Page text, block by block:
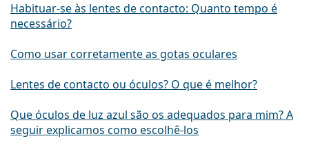
Habituar-se às lentes de contacto: Quanto tempo é
necessário?
Como usar corretamente as gotas oculares
Lentes de contacto ou óculos? O que é melhor?
Que óculos de luz azul são os adequados para mim? A
seguir explicamos como escolhê-los